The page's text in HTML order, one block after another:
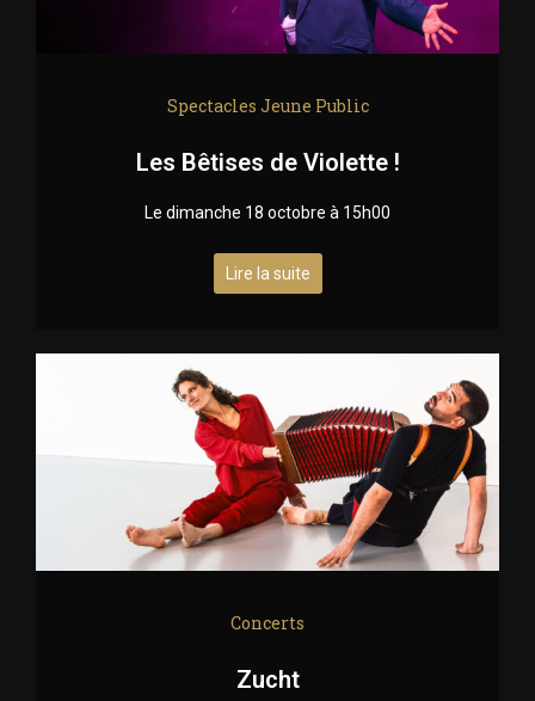
Spectacles Jeune Public
Les Bêtises de Violette !
Le dimanche 18 octobre à 15h00
Lire la suite
Concerts
Zucht